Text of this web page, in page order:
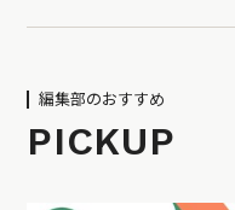
編集部のおすすめ
PICKUP